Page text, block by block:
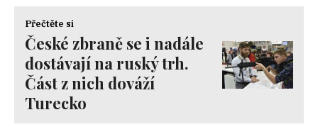
Přečtěte si
České zbraně se i nadále
dostávají na ruský trh.
Část z nich dováží
Turecko